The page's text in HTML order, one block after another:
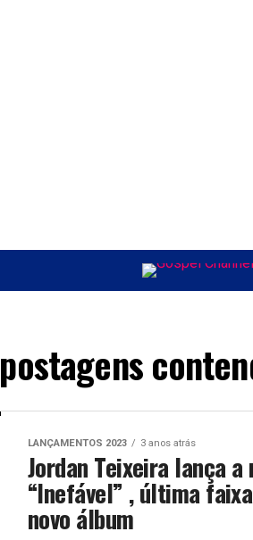
LANÇAMENTOS 2023 3 anos atrás
Jordan Teixeira lança a
“Inefável” , última
novo álbum